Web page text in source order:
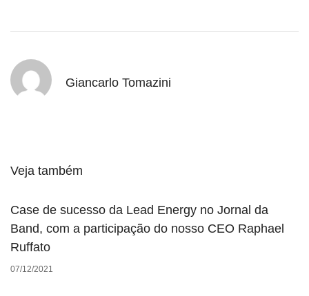
Giancarlo Tomazini
Veja também
Case de sucesso da Lead Energy no Jornal da
Band, com a participação do nosso CEO Raphael
Ruffato
07/12/2021